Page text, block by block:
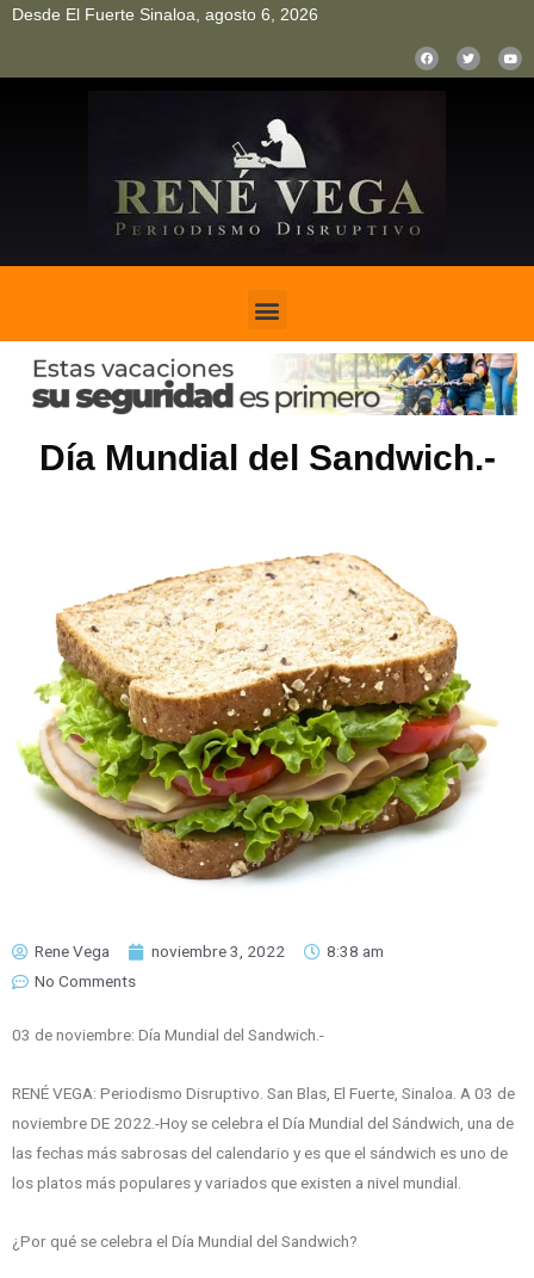
Desde El Fuerte Sinaloa, agosto 6, 2026
Día Mundial del Sandwich.-
Rene Vega noviembre 3, 2022
8:38 am
No Comments
03 de noviembre: Día Mundial del Sandwich.-
RENÉ VEGA: Periodismo Disruptivo. San Blas, El Fuerte, Sinaloa. A 03 de
noviembre DE 2022.-Hoy se celebra el Día Mundial del Sándwich, una de
las fechas más sabrosas del calendario y es que el sándwich es uno de
los platos más populares y variados que existen a nivel mundial.
¿Por qué se celebra el Día Mundial del Sandwich?